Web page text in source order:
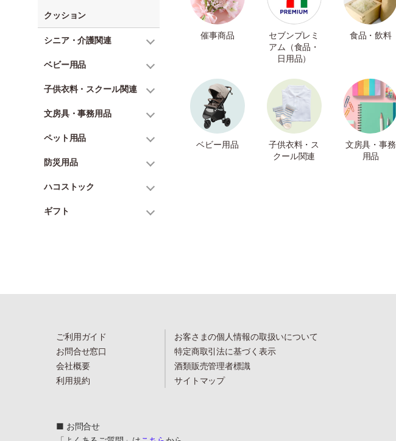
クッション
シニア・介護関連
ベビー用品
子供衣料・スクール関連
文房具・事務用品
ペット用品
防災用品
ハコストック
ギフト
催事商品
セブンプレミ
アム（食品・
日用品）
食品・飲料
ベビー用品
子供衣料・ス
クール関連
文房具・事務
用品
ご利用ガイド
お問合せ窓口
会社概要
利用規約
お客さまの個人情報の取扱いについて
特定商取引法に基づく表示
酒類販売管理者標識
サイトマップ
■ お問合せ